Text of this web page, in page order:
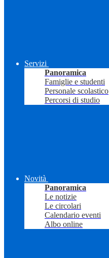
Servizi
Panoramica
Famiglie e studenti
Personale scolastico
Percorsi di studio
Novità
Panoramica
Le notizie
Le circolari
Calendario eventi
Albo online